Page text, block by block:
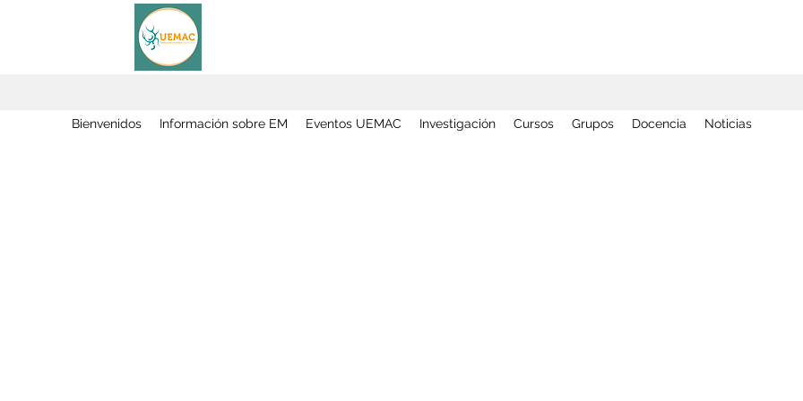
Bienvenidos Información sobre EM Eventos UEMAC Investigación Cursos Grupos Docencia Noticias